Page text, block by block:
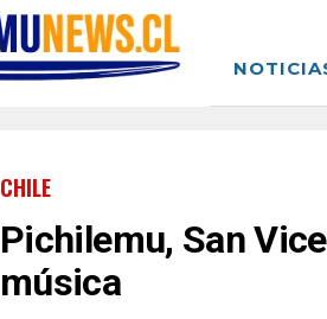
CHILE
Pichilemu, San
música